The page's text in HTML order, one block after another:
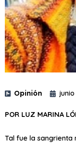
Opinión junio
POR LUZ MARINA
Tal fue la